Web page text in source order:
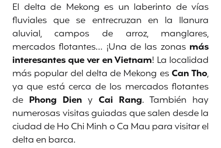
El delta de Mekong es un laberinto de vías
fluviales que se entrecruzan en la llanura
aluvial, campos de arroz, manglares,
mercados flotantes… ¡Una de las zonas más
interesantes que ver en Vietnam! La localidad
más popular del delta de Mekong esCan Tho,
ya que está cerca de los mercados flotantes
de Phong Dien y Cai Rang. También hay
numerosas visitas guiadas que salen desde la
ciudad de Ho Chi Minh o Ca Mau para visitar el
delta en barca.